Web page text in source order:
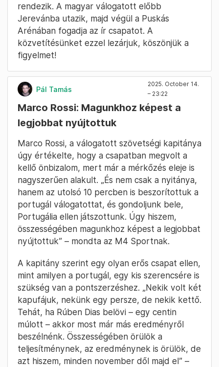
rendezik. A magyar válogatott előbb
Jerevánba utazik, majd végül a Puskás
Arénában fogadja az ír csapatot. A
közvetítésünket ezzel lezárjuk, köszönjük a
figyelmet!
Pál Tamás
2025. October 14.
– 23:22
Marco Rossi: Magunkhoz képest a
legjobbat nyújtottuk
Marco Rossi, a válogatott szövetségi kapitánya
úgy értékelte, hogy a csapatban megvolt a
kellő önbizalom, mert már a mérkőzés eleje is
nagyszerűen alakult. „És nem csak a nyitánya,
hanem az utolsó 10 percben is beszorítottuk a
portugál válogatottat, és gondoljunk bele,
Portugália ellen játszottunk. Úgy hiszem,
összességében magunkhoz képest a legjobbat
nyújtottuk” – mondta az M4 Sportnak.
A kapitány szerint egy olyan erős csapat ellen,
mint amilyen a portugál, egy kis szerencsére is
szükség van a pontszerzéshez. „Nekik volt két
kapufájuk, nekünk egy persze, de nekik kettő.
Tehát, ha Rúben Dias belövi – egy centin
múlott – akkor most már más eredményről
beszélnénk. Összességében örülök a
teljesítménynek, az eredménynek is örülök, de
azt hiszem, minden november dől majd el” –